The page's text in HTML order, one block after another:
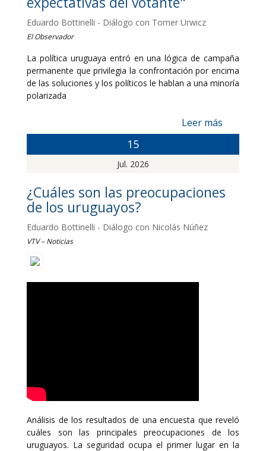
Eduardo Bottinelli - Diálogo con Tomer Urwicz
El Observador
La política uruguaya entró en una lógica de campaña
permanente que privilegia la confrontación por encima
de las soluciones y los políticos le hablan a una minoría
polarizada
Leer más
15
Jul. 2026
¿Cuáles son las preocupaciones
de los uruguayos?
Eduardo Bottinelli - Diálogo con Nicolás Núñez
VTV – Noticias
Análisis de los resultados de una encuesta que reveló
cuáles son las principales preocupaciones de los
uruguayos. La seguridad ocupa el primer lugar en la